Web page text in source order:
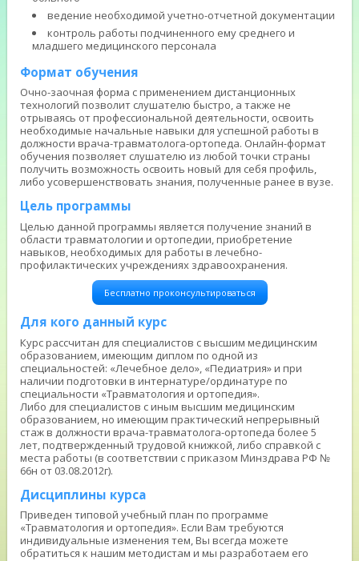
ведение необходимой учетно-отчетной документации
контроль работы подчиненного ему среднего и
младшего медицинского персонала
Формат обучения
Очно-заочная форма с применением дистанционных
технологий позволит слушателю быстро, а также не
отрываясь от профессиональной деятельности, освоить
необходимые начальные навыки для успешной работы в
должности врача-травматолога-ортопеда. Онлайн-формат
обучения позволяет слушателю из любой точки страны
получить возможность освоить новый для себя профиль,
либо усовершенствовать знания, полученные ранее в вузе.
Цель программы
Целью данной программы является получение знаний в
области травматологии и ортопедии, приобретение
навыков, необходимых для работы в лечебно-
профилактических учреждениях здравоохранения.
Бесплатно проконсультироваться
Для кого данный курс
Курс рассчитан для специалистов с высшим медицинским
образованием, имеющим диплом по одной из
специальностей: «Лечебное дело», «Педиатрия» и при
наличии подготовки в интернатуре/ординатуре по
специальности «Травматология и ортопедия».
Либо для специалистов с иным высшим медицинским
образованием, но имеющим практический непрерывный
стаж в должности врача-травматолога-ортопеда более 5
лет, подтвержденный трудовой книжкой, либо справкой с
места работы (в соответствии с приказом Минздрава РФ №
66н от 03.08.2012г).
Дисциплины курса
Приведен типовой учебный план по программе
«Травматология и ортопедия». Если Вам требуются
индивидуальные изменения тем, Вы всегда можете
обратиться к нашим методистам и мы разработаем его